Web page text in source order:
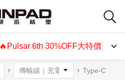
🔥Pulsar 6th 30%OFF大特價🔥
Type-C